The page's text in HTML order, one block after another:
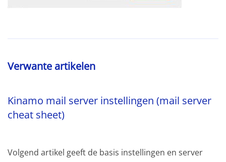
Verwante artikelen
Kinamo mail server instellingen (mail server
cheat sheet)
Volgend artikel geeft de basis instellingen en server